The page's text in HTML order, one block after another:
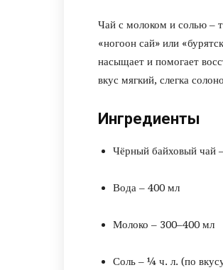
Чай с молоком и солью –
«ногоон сай» или
насыщает и помогает
вкус мягкий, слегка
Ингредиенты
Чёрный байховый чай
Вода – 400 мл
Молоко – 300–400 мл
Соль – ¼ ч. л. (по